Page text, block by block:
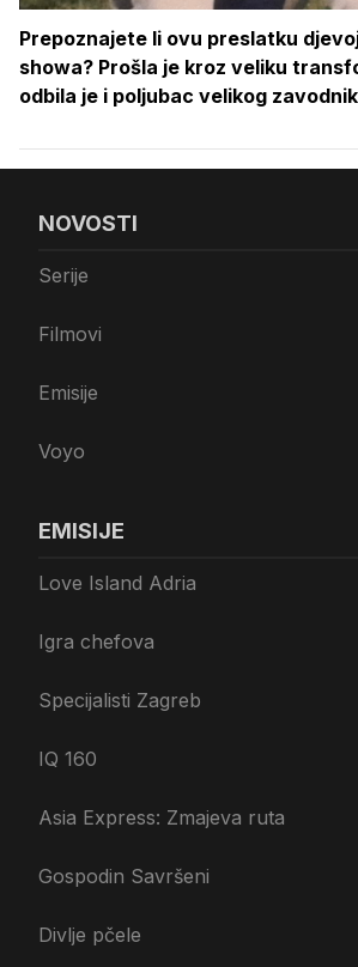
Prepoznajete li ovu preslatku
showa? Prošla je kroz veliku
odbila je i poljubac velikog
NOVOSTI
Serije
Filmovi
Emisije
Voyo
EMISIJE
Love Island Adria
Igra chefova
Specijalisti Zagreb
IQ 160
Asia Express: Zmajeva ruta
Gospodin Savršeni
Divlje pčele